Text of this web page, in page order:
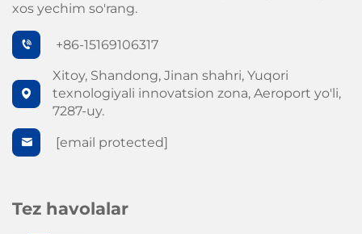
xos yechim so'rang.
+86-15169106317
Xitoy, Shandong, Jinan shahri, Yuqori
texnologiyali innovatsion zona, Aeroport yo'li,
7287-uy.
[email protected]
Tez havolalar